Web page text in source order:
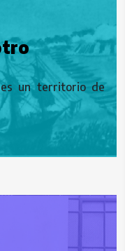
un territorio de